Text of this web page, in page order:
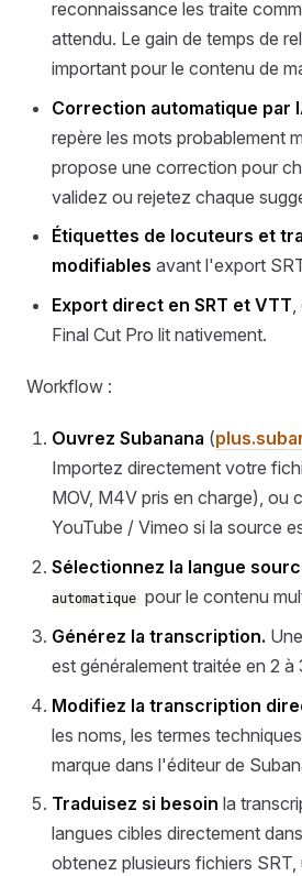
reconnaissance les traite
attendu. Le gain de temps de
important pour le contenu de
Correction automatique par
repère les mots probablement
propose une correction pour
validez ou rejetez chaque
Étiquettes de locuteurs et
modifiables avant l'export
Export direct en SRT et VTT,
Final Cut Pro lit nativement.
Workflow :
Ouvrez Subanana (
Importez directement votre
MOV, M4V pris en charge), ou
YouTube / Vimeo si la source
Sélectionnez la langue
automatique pour le contenu
Générez la transcription.
est généralement traitée en 2 à
Modifiez la transcription
les noms, les termes
marque dans l'éditeur de
Traduisez si besoin la
langues cibles directement
obtenez plusieurs fichiers SRT,